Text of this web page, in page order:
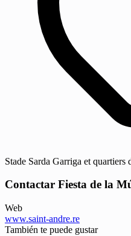
Stade Sarda Garriga et quartiers
Contactar Fiesta de la
Web
www.saint-andre.re
También te puede gustar